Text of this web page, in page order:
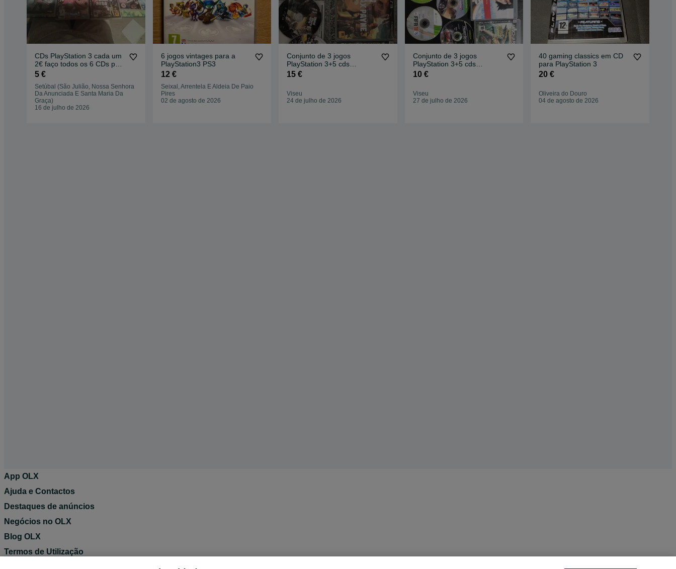
CDs PlayStation 3 cada um
2€ faço todos os 6 CDs por
10€ Não vou levar tem que
5 €
Setúbal (São Julião, Nossa Senhora
Da Anunciada E Santa Maria Da
Graça)
16 de julho de 2026
6 jogos vintages para a
PlayStation3 PS3
12 €
Seixal, Arrentela E Aldeia De Paio
Pires
02 de agosto de 2026
Conjunto de 3 jogos
PlayStation 3+5 cds
danificados
15 €
Viseu
24 de julho de 2026
Conjunto de 3 jogos
PlayStation 3+5 cds
danificados
10 €
Viseu
27 de julho de 2026
40 gaming classics em CD
para PlayStation 3
20 €
Oliveira do Douro
04 de agosto de 2026
App OLX
Ajuda e Contactos
Destaques de anúncios
Negócios no OLX
Blog OLX
Termos de Utilização